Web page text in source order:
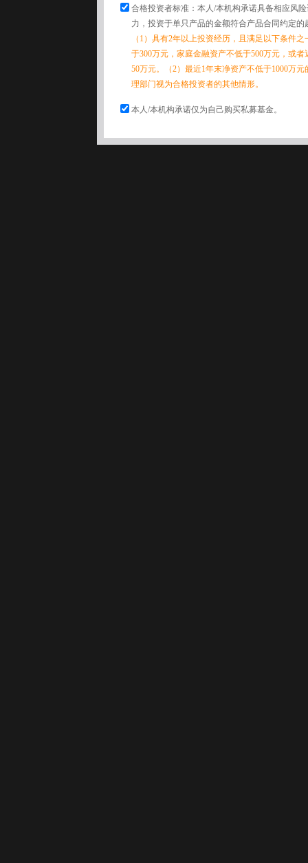
合格投资者标准：本人/本机构承诺具备相应风
力，投资于单只产品的金额符合产品合同约定的
（1）具有2年以上投资经历，且满足以下条件
于300万元，家庭金融资产不低于500万元，或
50万元。（2）最近1年末净资产不低于1000万
理部门视为合格投资者的其他情形。
本人/本机构承诺仅为自己购买私募基金。